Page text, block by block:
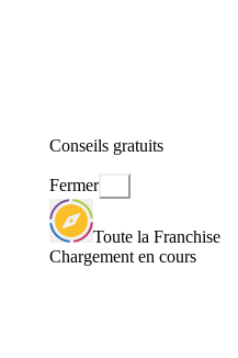
Conseils gratuits
Fermer
Toute la Franchise
Chargement en cours